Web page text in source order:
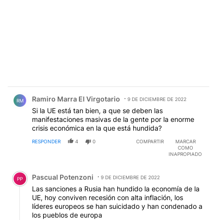
RM Ramiro Marra El Virgotario 9 DE DICIEMBRE DE 2022
Si la UE está tan bien, a que se deben las
manifestaciones masivas de la gente por la enorme
crisis económica en la que está hundida?
RESPONDER 4 0 COMPARTIR
MARCAR
COMO
INAPROPIADO
Comentario de Pascual Potenzoni.
PP Pascual Potenzoni 9 DE DICIEMBRE DE 2022
Las sanciones a Rusia han hundido la economía de la
UE, hoy conviven recesión con alta inflación, los
líderes europeos se han suicidado y han condenado a
los pueblos de europa